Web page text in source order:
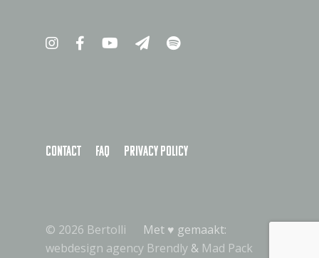
Contact FAQ Privacy policy
© 2026 Bertolli
Met ♥︎ gemaakt:
webdesign agency Brendly & Mad Pack